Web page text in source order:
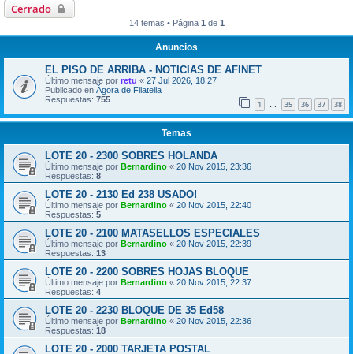
Cerrado
14 temas • Página 1 de 1
Anuncios
EL PISO DE ARRIBA - NOTICIAS DE AFINET
Último mensaje por retu « 27 Jul 2026, 18:27
Publicado en Ágora de Filatelia
Respuestas: 755 1 … 35 36 37 38
Temas
LOTE 20 - 2300 SOBRES HOLANDA
Último mensaje por Bernardino « 20 Nov 2015, 23:36
Respuestas: 8
LOTE 20 - 2130 Ed 238 USADO!
Último mensaje por Bernardino « 20 Nov 2015, 22:40
Respuestas: 5
LOTE 20 - 2100 MATASELLOS ESPECIALES
Último mensaje por Bernardino « 20 Nov 2015, 22:39
Respuestas: 13
LOTE 20 - 2200 SOBRES HOJAS BLOQUE
Último mensaje por Bernardino « 20 Nov 2015, 22:37
Respuestas: 4
LOTE 20 - 2230 BLOQUE DE 35 Ed58
Último mensaje por Bernardino « 20 Nov 2015, 22:36
Respuestas: 18
LOTE 20 - 2000 TARJETA POSTAL